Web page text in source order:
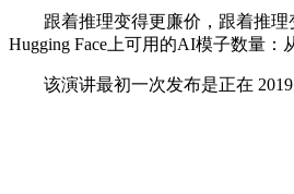
跟着推理变得更廉价，跟着推理变
Hugging Face上可用的AI模子数量：
该演讲最初一次发布是正在 2019